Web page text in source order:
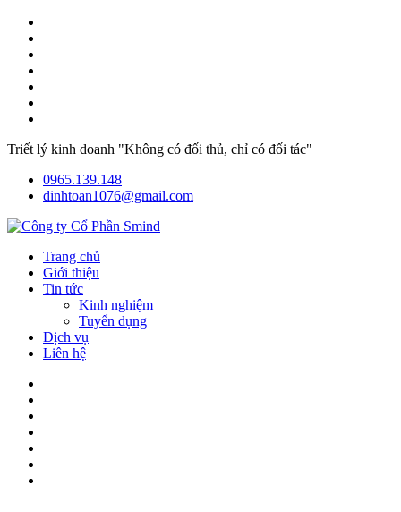
Triết lý kinh doanh "Không có đối thủ, chỉ có đối tác"
0965.139.148
dinhtoan1076@gmail.com
Trang chủ
Giới thiệu
Tin tức
Kinh nghiệm
Tuyển dụng
Dịch vụ
Liên hệ